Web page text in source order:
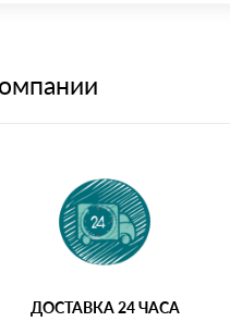
ДОСТАВКА 24 ЧАСА